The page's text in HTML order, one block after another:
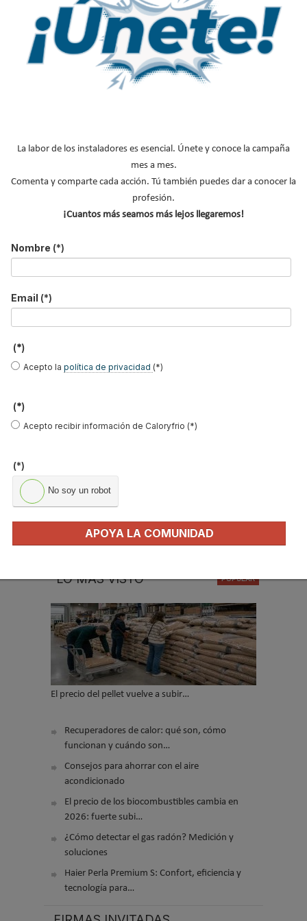
Artículos técnicos biomasa
Calderas de biomasa
Chimeneas de leña
Estufas de pellets
Instaladores de biomasa
NOTICIAS DESTACADAS
Suscríbete a
Y RECIBE EN TU EMAIL TODA LA
ACTUALIDAD DEL SECTOR
Nombre *
Email *
Acepto lapolítica de privacidad
Enviar
LO MÁS VISTO
El precio del pellet vuelve a subir…
Recuperadores de calor: qué son, cómo
funcionan y cuándo son…
Consejos para ahorrar con el aire
acondicionado
El precio de los biocombustibles cambia en
2026: fuerte subi…
¿Cómo detectar el gas radón? Medición y
soluciones
Haier Perla Premium S: Confort, eficiencia y
tecnología para…
La labor de los instaladores es esencial. Únete y conoce la campaña
mes a mes.
Comenta y comparte cada acción. Tú también puedes dar a conocer la
profesión.
¡Cuantos más seamos más lejos llegaremos!
Nombre (*)
Email (*)
(*)
Acepto la política de privacidad (*)
(*)
Acepto recibir información de Caloryfrio (*)
(*)
No soy un robot
APOYA LA COMUNIDAD